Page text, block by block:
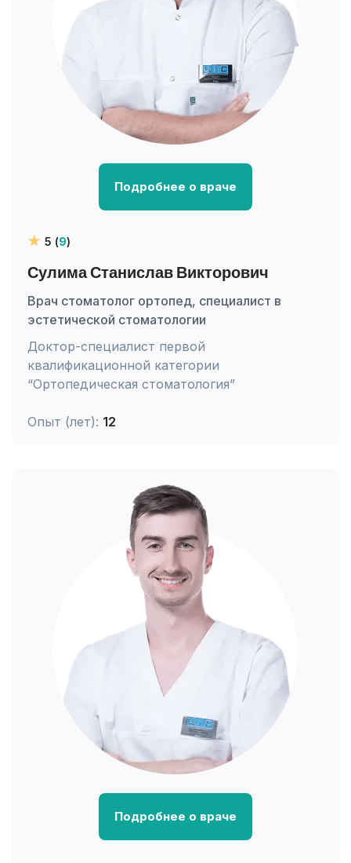
Подробнее о враче
5 (9)
Сулима Станислав Викторович
Врач стоматолог ортопед, специалист в
эстетической стоматологии
Доктор-специалист первой
квалификационной категории
“Ортопедическая стоматология”
Опыт (лет): 12
Подробнее о враче